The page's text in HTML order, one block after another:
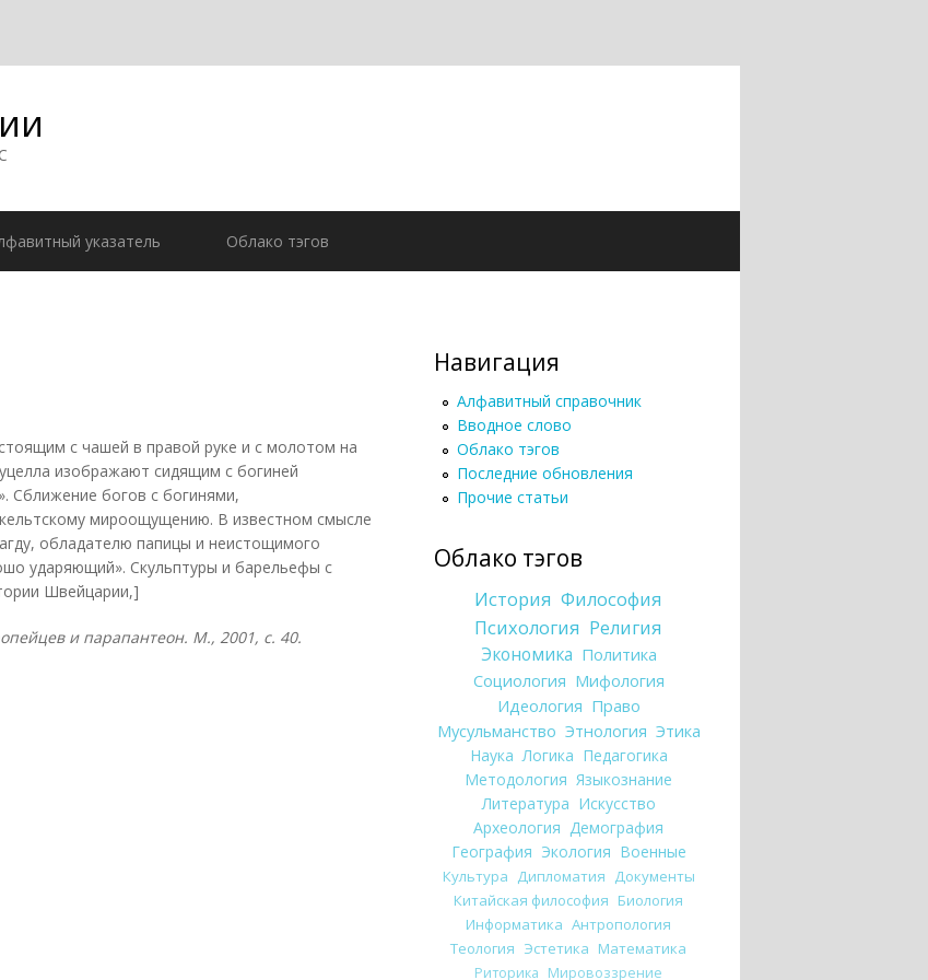
указатель Облако тэгов
с чашей в правой руке и с молотом на
изображают сидящим с богиней
Сближение богов с богинями,
мироощущению. В известном смысле
обладателю папицы и неистощимого
ударяющий». Скульптуры и барельефы с
Швейцарии,]
и парапантеон. М., 2001, с. 40.
Навигация
Алфавитный справочник
Вводное слово
Облако тэгов
Последние обновления
Прочие статьи
Облако тэгов
История Философия
Психология Религия
Экономика Политика
Социология Мифология
Идеология Право
Мусульманство Этнология Этика
Наука Логика Педагогика
Методология Языкознание
Литература Искусство
Археология Демография
География Экология Военные
Культура Дипломатия Документы
Китайская философия Биология
Информатика Антропология
Теология Эстетика Математика
Риторика Мировоззрение